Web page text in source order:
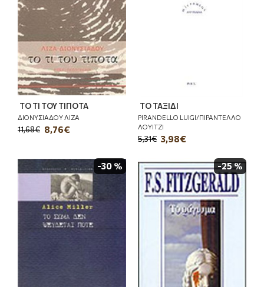
ΤΟ ΤΙ ΤΟΥ ΤΙΠΟΤΑ
ΔΙΟΝΥΣΙΑΔΟΥ ΛΙΖΑ
8,76€
11,68€
ΤΟ ΤΑΞΙΔΙ
PIRANDELLO LUIGI/ΠΙΡΑΝΤΕΛΛΟ
ΛΟΥΙΤΖΙ
3,98€
5,31€
-30 % -25 %